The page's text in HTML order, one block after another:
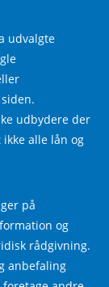
udvalgte
udbydere der
alle lån og
på
og
rådgivning.
anbefaling